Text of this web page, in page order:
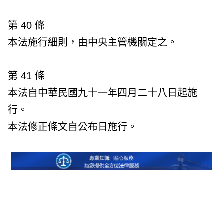
第 40 條
本法施行細則，由中央主管機關定之。
第 41 條
本法自中華民國九十一年四月二十八日起施
行。
本法修正條文自公布日施行。